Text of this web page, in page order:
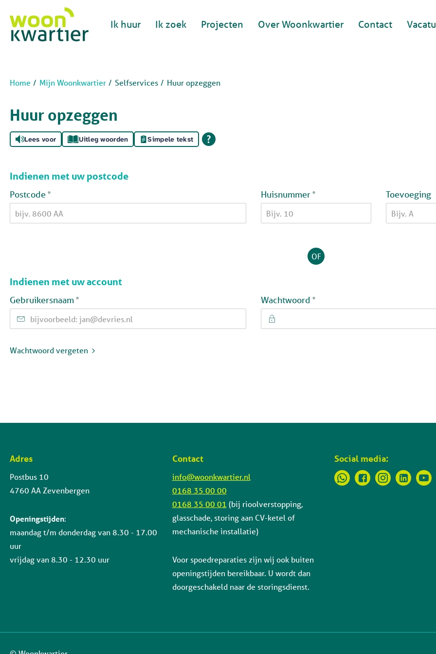
Naar de homepage
Ik huur Ik zoek Projecten Over Woonkwartier Contact
Home Mijn Woonkwartier Selfservices Huur opzeggen
Huur opzeggen
Lees voor Uitleg woorden Simpele tekst
Indienen met uw postcode
Postcode * Huisnummer * Toevoeging
OF
Indienen met uw account
Gebruikersnaam * Wachtwoord *
Wachtwoord vergeten
Contactinformatie
Adres
Postbus 10
4760 AA Zevenbergen
Openingstijden:
maandag t/m donderdag van 8.30 - 17.00
uur
vrijdag van 8.30 - 12.30 uur
Contact
info@woonkwartier.nl
0168 35 00 00
0168 35 00 01 (bij rioolverstopping,
glasschade, storing aan CV-ketel of
mechanische installatie)
Voor spoedreparaties zijn wij ook buiten
openingstijden bereikbaar. U wordt dan
doorgeschakeld naar de storingsdienst.
Social media: